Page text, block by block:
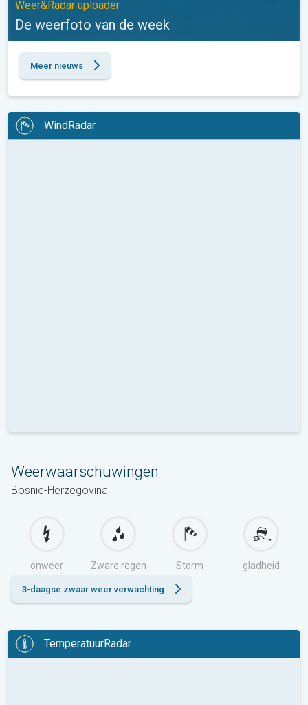
Weer&Radar uploader
De weerfoto van de week
Meer nieuws
WindRadar
Weerwaarschuwingen
Bosnië-Herzegovina
onweer Zware regen Storm gladheid
3-daagse zwaar weer verwachting
TemperatuurRadar